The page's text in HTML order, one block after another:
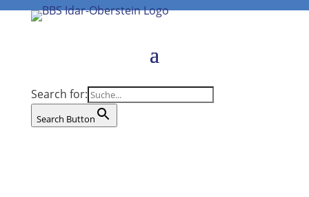
Search for:
Search Button